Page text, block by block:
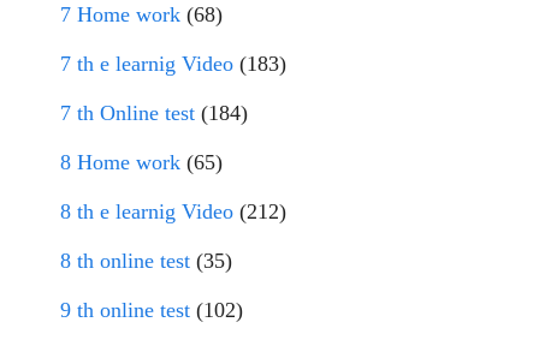
7 Home work (68)
7 th e learnig Video (183)
7 th Online test (184)
8 Home work (65)
8 th e learnig Video (212)
8 th online test (35)
9 th online test (102)